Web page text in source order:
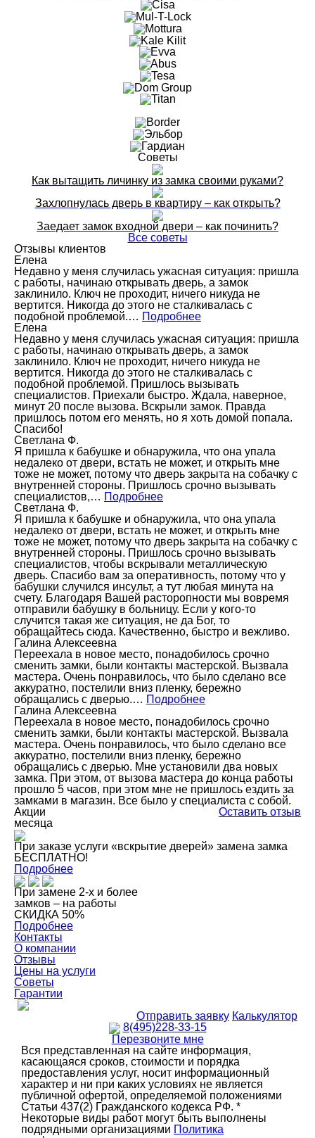
Советы
Как вытащить личинку из замка своими руками?
Захлопнулась дверь в квартиру – как открыть?
Заедает замок входной двери – как починить?
Все советы
Отзывы клиентов
Елена
Недавно у меня случилась ужасная ситуация: пришла
с работы, начинаю открывать дверь, а замок
заклинило. Ключ не проходит, ничего никуда не
вертится. Никогда до этого не сталкивалась с
подобной проблемой.… Подробнее
Елена
Недавно у меня случилась ужасная ситуация: пришла
с работы, начинаю открывать дверь, а замок
заклинило. Ключ не проходит, ничего никуда не
вертится. Никогда до этого не сталкивалась с
подобной проблемой. Пришлось вызывать
специалистов. Приехали быстро. Ждала, наверное,
минут 20 после вызова. Вскрыли замок. Правда
пришлось потом его менять, но я хоть домой попала.
Спасибо!
Светлана Ф.
Я пришла к бабушке и обнаружила, что она упала
недалеко от двери, встать не может, и открыть мне
тоже не может, потому что дверь закрыта на собачку с
внутренней стороны. Пришлось срочно вызывать
специалистов,… Подробнее
Светлана Ф.
Я пришла к бабушке и обнаружила, что она упала
недалеко от двери, встать не может, и открыть мне
тоже не может, потому что дверь закрыта на собачку с
внутренней стороны. Пришлось срочно вызывать
специалистов, чтобы вскрывали металлическую
дверь. Спасибо вам за оперативность, потому что у
бабушки случился инсульт, а тут любая минута на
счету. Благодаря Вашей расторопности мы вовремя
отправили бабушку в больницу. Если у кого-то
случится такая же ситуация, не да Бог, то
обращайтесь сюда. Качественно, быстро и вежливо.
Галина Алексеевна
Переехала в новое место, понадобилось срочно
сменить замки, были контакты мастерской. Вызвала
мастера. Очень понравилось, что было сделано все
аккуратно, постелили вниз пленку, бережно
обращались с дверью.… Подробнее
Галина Алексеевна
Переехала в новое место, понадобилось срочно
сменить замки, были контакты мастерской. Вызвала
мастера. Очень понравилось, что было сделано все
аккуратно, постелили вниз пленку, бережно
обращались с дверью. Мне установили два новых
замка. При этом, от вызова мастера до конца работы
прошло 5 часов, при этом мне не пришлось ездить за
замками в магазин. Все было у специалиста с собой.
Оставить отзыв
Акции
месяца
При заказе услуги «вскрытие дверей» замена замка
БЕСПЛАТНО!
Подробнее
При замене 2-х и более
замков – на работы
СКИДКА 50%
Подробнее
Контакты
О компании
Отзывы
Цены на услуги
Советы
Гарантии
Отправить заявку Калькулятор
8(495)228-33-15
Перезвоните мне
Вся представленная на сайте информация,
касающаяся сроков, стоимости и порядка
предоставления услуг, носит информационный
характер и ни при каких условиях не является
публичной офертой, определяемой положениями
Статьи 437(2) Гражданского кодекса РФ. *
Некоторые виды работ могут быть выполнены
подрядными организациями Политика